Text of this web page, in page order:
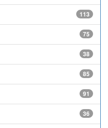
113
75
38
85
91
36